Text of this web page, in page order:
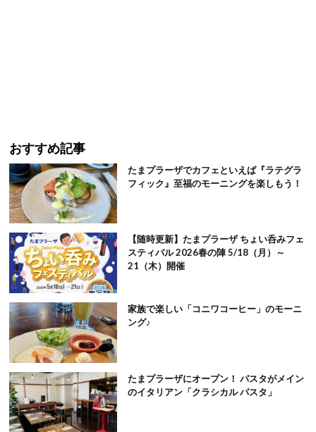
おすすめ記事
たまプラーザでカフェといえば『ラテグラ
フィック』至福のモーニングを楽しもう！
【随時更新】たまプラーザ ちょい呑みフェ
スティバル 2026春の陣 5/18（月）～
21（木）開催
家族で楽しい「コニワコーヒー」のモーニ
ング♪
たまプラーザにオープン！ パスタがメイン
のイタリアン「クラシカル パスタ」